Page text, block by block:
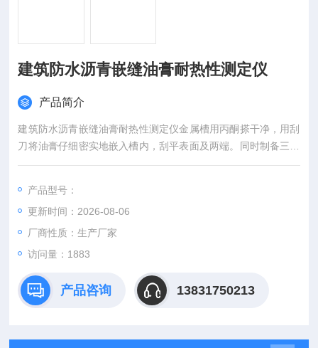
建筑防水沥青嵌缝油膏耐热性测定仪
产品简介
建筑防水沥青嵌缝油膏耐热性测定仪金属槽用丙酮搽干净，用刮
刀将油膏仔细密实地嵌入槽内，刮平表面及两端。同时制备三个
试件，
产品型号：
更新时间：2026-08-06
厂商性质：生产厂家
访问量：1883
产品咨询 13831750213